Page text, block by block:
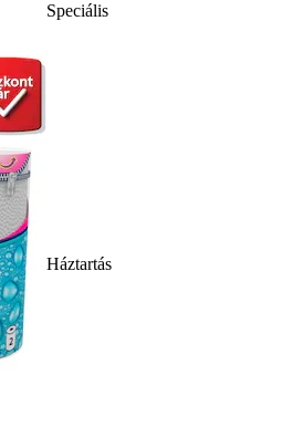
Speciális
Háztartás